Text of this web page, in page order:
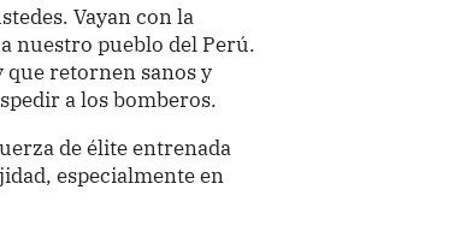
Vayan con la
nuestro pueblo del Perú.
que retornen sanos y
a los bomberos.
de élite entrenada
especialmente en